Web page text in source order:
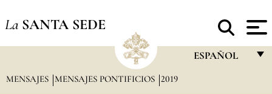
La SANTA SEDE
ESPAÑOL
MENSAJES MENSAJES PONTIFICIOS 2019